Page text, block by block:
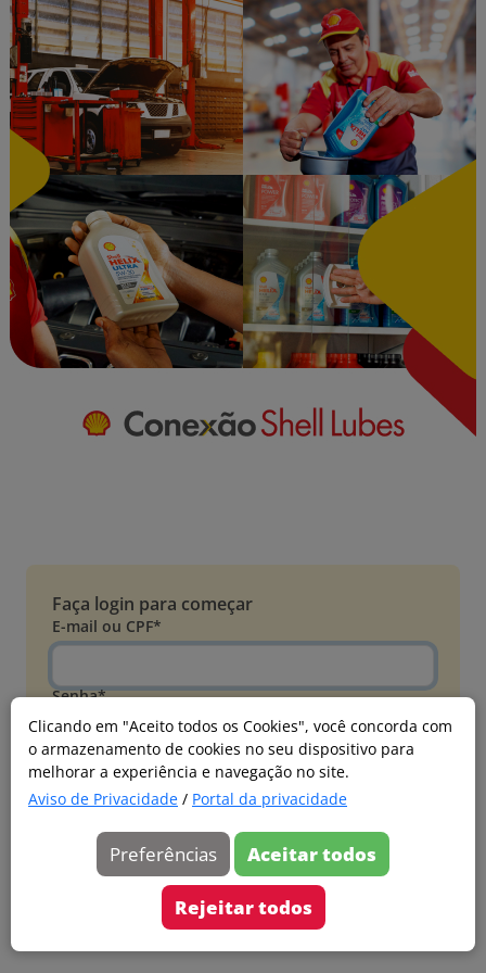
Clicando em "Aceito todos os Cookies", você concorda com
o armazenamento de cookies no seu dispositivo para
melhorar a experiência e navegação no site.
Aviso de Privacidade / Portal da privacidade
Preferências Aceitar todos
Rejeitar todos
Faça login para começar
E-mail ou CPF*
Senha*
Esqueci minha senha
Entrar
Acessar com Microsoft
Ainda não faz parte?
Cadastre-se
Versão 20260805.7